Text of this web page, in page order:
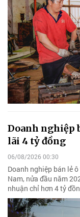
Doanh nghiệp
lãi 4 tỷ đồng
06/08/2026 00:30
Doanh nghiệp bán lẻ
Nam, nửa đầu năm
nhuận chỉ hơn 4 tỷ